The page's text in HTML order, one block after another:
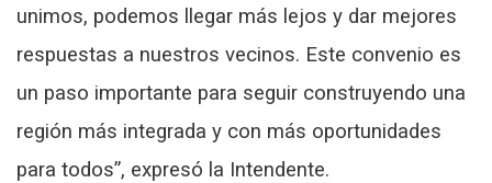
unimos, podemos llegar más lejos y dar mejores
respuestas a nuestros vecinos. Este convenio es
un paso importante para seguir construyendo una
región más integrada y con más oportunidades
para todos”, expresó la Intendente.